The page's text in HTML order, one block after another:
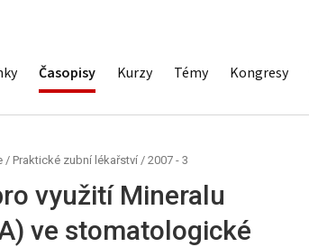
Časopisy Kurzy Témy Kongresy
Praktické zubní lékařství / 2007 - 3
využití Mineralu
ve stomatologické